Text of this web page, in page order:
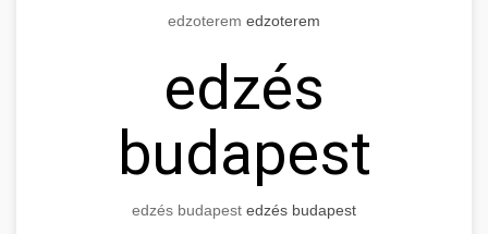
edzoterem edzoterem
edzés
budapest
edzés budapest edzés budapest